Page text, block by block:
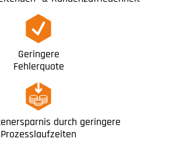
Geringere
Fehlerquote
durch geringere
Prozesslaufzeiten